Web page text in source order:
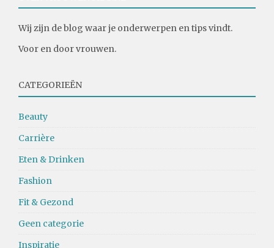
Wij zijn de blog waar je onderwerpen en tips vindt.
Voor en door vrouwen.
CATEGORIEËN
Beauty
Carrière
Eten & Drinken
Fashion
Fit & Gezond
Geen categorie
Inspiratie